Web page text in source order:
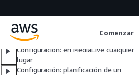
Comenzar
Permisos de IAM para la entidad de
confianza
Maneras de trabajar con MediaLive
Configuración: en MediaLive cualquier
lugar
Configuración: planificación de un